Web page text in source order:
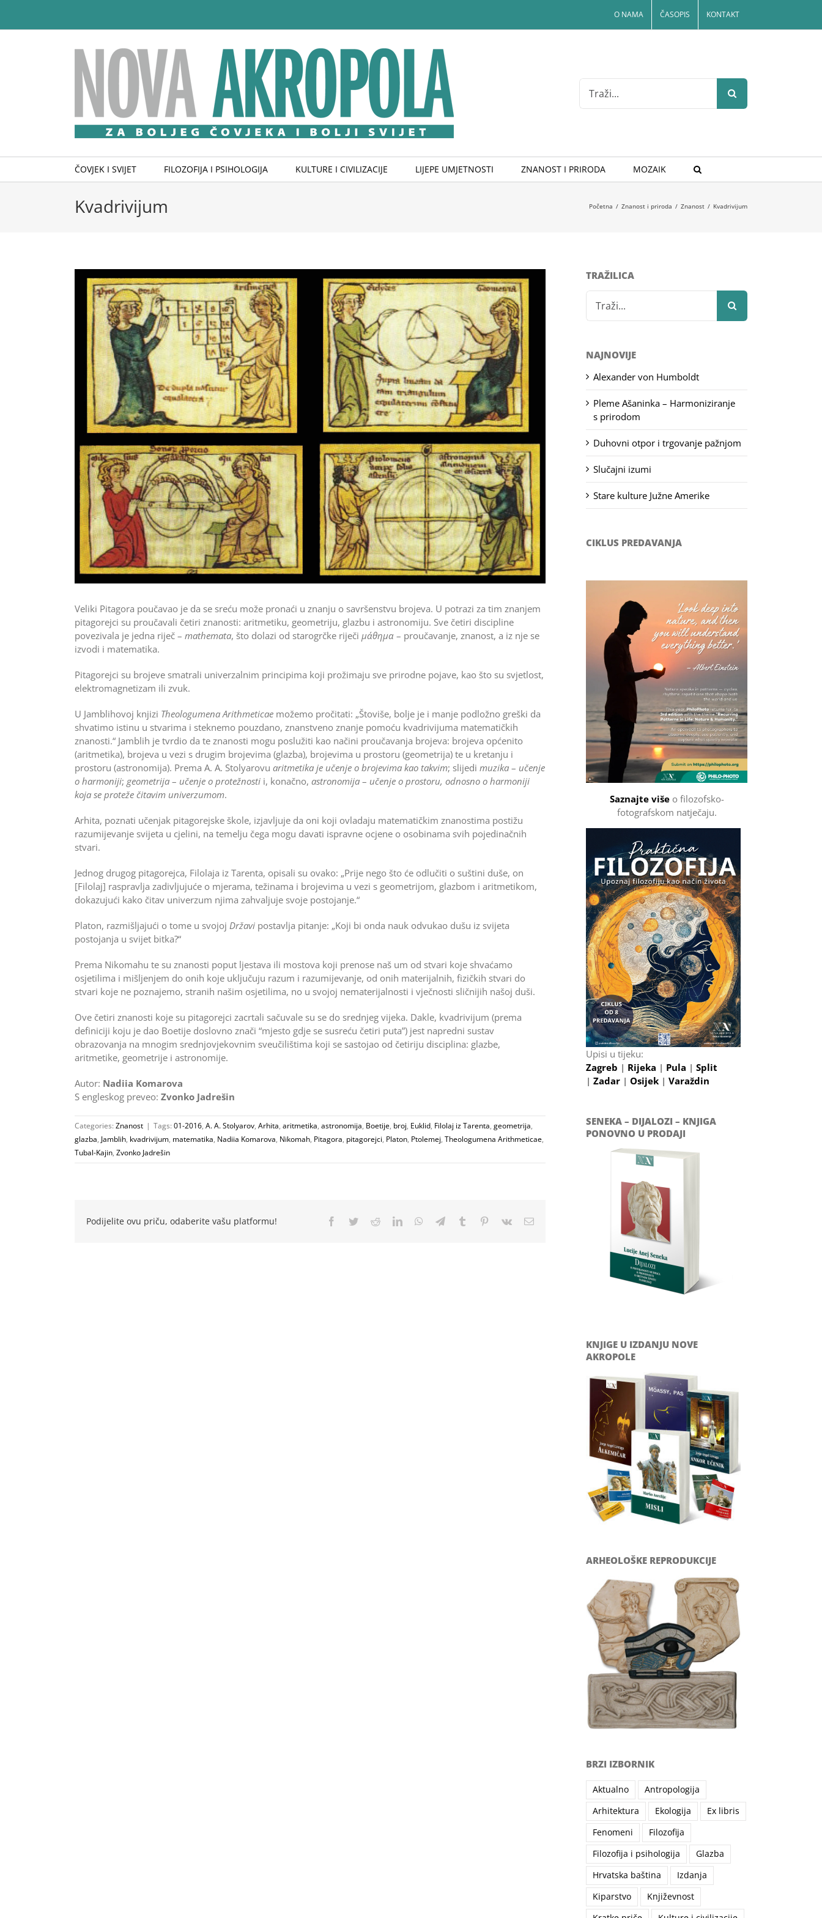
content
O NAMA ČASOPIS KONTAKT
Search
for:
ČOVJEK I SVIJET FILOZOFIJA I PSIHOLOGIJA KULTURE I CIVILIZACIJE LIJEPE UMJETNOSTI ZNANOST I PRIRODA MOZAIK
Kvadrivijum Početna / Znanost i priroda / Znanost / Kvadrivijum
Veliki Pitagora poučavao je da se sreću može pronaći u znanju o savršenstvu brojeva. U potrazi za tim znanjem
pitagorejci su proučavali četiri znanosti: aritmetiku, geometriju, glazbu i astronomiju. Sve četiri discipline
povezivala je jedna riječ – mathemata, što dolazi od starogrčke riječi μάθημα – proučavanje, znanost, a iz nje se
izvodi i matematika.
Pitagorejci su brojeve smatrali univerzalnim principima koji prožimaju sve prirodne pojave, kao što su svjetlost,
elektromagnetizam ili zvuk.
U Jamblihovoj knjizi Theologumena Arithmeticae možemo pročitati: „Štoviše, bolje je i manje podložno greški da
shvatimo istinu u stvarima i steknemo pouzdano, znanstveno znanje pomoću kvadrivijuma matematičkih
znanosti.“ Jamblih je tvrdio da te znanosti mogu poslužiti kao načini proučavanja brojeva: brojeva općenito
(aritmetika), brojeva u vezi s drugim brojevima (glazba), brojevima u prostoru (geometrija) te u kretanju i
prostoru (astronomija). Prema A. A. Stolyarovu aritmetika je učenje o brojevima kao takvim; slijedi muzika – učenje
o harmoniji; geometrija – učenje o protežnosti i, konačno, astronomija – učenje o prostoru, odnosno o harmoniji
koja se proteže čitavim univerzumom.
Arhita, poznati učenjak pitagorejske škole, izjavljuje da oni koji ovladaju matematičkim znanostima postižu
razumijevanje svijeta u cjelini, na temelju čega mogu davati ispravne ocjene o osobinama svih pojedinačnih
stvari.
Jednog drugog pitagorejca, Filolaja iz Tarenta, opisali su ovako: „Prije nego što će odlučiti o suštini duše, on
[Filolaj] raspravlja zadivljujuće o mjerama, težinama i brojevima u vezi s geometrijom, glazbom i aritmetikom,
dokazujući kako čitav univerzum njima zahvaljuje svoje postojanje.“
Platon, razmišljajući o tome u svojoj Državi postavlja pitanje: „Koji bi onda nauk odvukao dušu iz svijeta
postojanja u svijet bitka?“
Prema Nikomahu te su znanosti poput ljestava ili mostova koji prenose naš um od stvari koje shvaćamo
osjetilima i mišljenjem do onih koje uključuju razum i razumijevanje, od onih materijalnih, fizičkih stvari do
stvari koje ne poznajemo, stranih našim osjetilima, no u svojoj nematerijalnosti i vječnosti sličnijih našoj duši.
Ove četiri znanosti koje su pitagorejci zacrtali sačuvale su se do srednjeg vijeka. Dakle, kvadrivijum (prema
definiciji koju je dao Boetije doslovno znači “mjesto gdje se susreću četiri puta”) jest napredni sustav
obrazovanja na mnogim srednjovjekovnim sveučilištima koji se sastojao od četiriju disciplina: glazbe,
aritmetike, geometrije i astronomije.
Autor: Nadiia Komarova
S engleskog preveo: Zvonko Jadrešin
Categories: Znanost | Tags: 01-2016, A. A. Stolyarov, Arhita, aritmetika, astronomija, Boetije, broj, Euklid, Filolaj iz Tarenta, geometrija,
glazba, Jamblih, kvadrivijum, matematika, Nadiia Komarova, Nikomah, Pitagora, pitagorejci, Platon, Ptolemej, Theologumena Arithmeticae,
Tubal-Kajin, Zvonko Jadrešin
Podijelite ovu priču, odaberite vašu platformu! Facebook
TwitterRedditLinkedInWhatsApp
TelegramTumblr Pinterest
Vk Email
TRAŽILICA
for:
NAJNOVIJE
Alexander von Humboldt
Pleme Ašaninka – Harmoniziranje
s prirodom
Duhovni otpor i trgovanje pažnjom
Slučajni izumi
Stare kulture Južne Amerike
CIKLUS PREDAVANJA
Saznajte višeo filozofsko-
fotografskom natječaju.
Upisi u tijeku:
Zagreb | Rijeka | Pula | Split
| Zadar | Osijek | Varaždin
SENEKA – DIJALOZI – KNJIGA
PONOVNO U PRODAJI
KNJIGE U IZDANJU NOVE
AKROPOLE
ARHEOLOŠKE REPRODUKCIJE
BRZI IZBORNIK
Aktualno
Antropologija
Arhitektura
Ekologija
Ex libris
Fenomeni
Filozofija
Filozofija i psihologija
Glazba
Hrvatska baština
Izdanja
Kiparstvo
Književnost